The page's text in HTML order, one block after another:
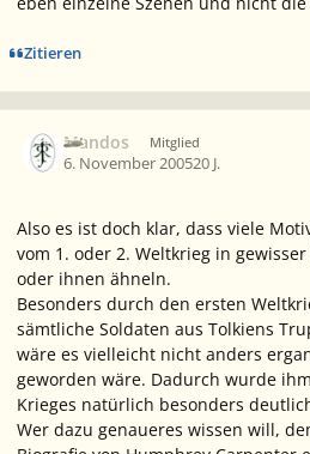
Zitieren
Mandos Mitglied
6. November 200520 J.
Also es ist doch klar, dass viele
vom 1. oder 2. Weltkrieg in
oder ihnen ähneln.
Besonders durch den ersten
sämtliche Soldaten aus Tolkiens
wäre es vielleicht nicht anders
geworden wäre. Dadurch wurde
Krieges natürlich besonders
Wer dazu genaueres wissen will,